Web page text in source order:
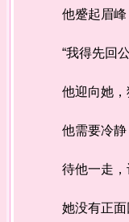
他蹙起眉峰，
“我得先回公
他迎向她，
他需要冷静
待他一走，记
她没有正面回